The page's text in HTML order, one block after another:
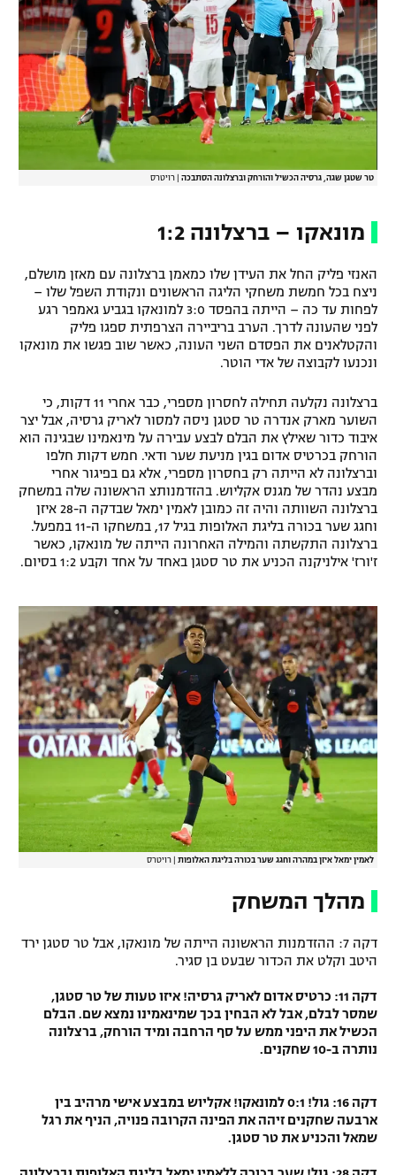
רשיון להקרנה פומבית לבית עסק
הצטרפות לחבילת הערוצים
לוח דרושים – ג'ובנט
המגזין
טר שטגן שגה, גרסיה הכשיל והורחק וברצלונה הסתבכה רויטרס
מונאקו – ברצלונה 1:2
האנזי פליק החל את העידן שלו כמאמן ברצלונה עם מאזן מושלם,
ניצח בכל חמשת משחקי הליגה הראשונים ונקודת השפל שלו –
לפחות עד כה – הייתה בהפסד 3:0 למונאקו בגביע גאמפר רגע
לפני שהעונה לדרך. הערב בריביירה הצרפתית ספגו פליק
והקטלאנים את הפסדם השני העונה, כאשר שוב פגשו את מונאקו
ונכנעו לקבוצה של אדי הוטר.
ברצלונה נקלעה תחילה לחסרון מספרי, כבר אחרי 11 דקות, כי
השוער מארק אנדרה טר סטגן ניסה למסור לאריק גרסיה, אבל יצר
איבוד כדור שאילץ את הבלם לבצע עבירה על מינאמינו שבגינה הוא
הורחק בכרטיס אדום בגין מניעת שער ודאי. חמש דקות חלפו
וברצלונה לא הייתה רק בחסרון מספרי, אלא גם בפיגור אחרי
מבצע נהדר של מגנס אקליוש. בהזדמנותצ הראשונה שלה במשחק
ברצלונה השוותה והיה זה כמובן לאמין ימאל שבדקה ה-28 איזן
וחגג שער בכורה בליגת האלופות בגיל 17, במשחקו ה-11 במפעל.
ברצלונה התקשתה והמילה האחרונה הייתה של מונאקו, כאשר
ז'ורז' אילניקנה הכניע את טר סטגן באחד על אחד וקבע 1:2 בסיום.
לאמין ימאל איזן במהרה וחגג שער בכורה בליגת האלופות רויטרס
מהלך המשחק
דקה 7: ההזדמנות הראשונה הייתה של מונאקו, אבל טר סטגן ירד
היטב וקלט את הכדור שבעט בן סגיר.
דקה 11: כרטיס אדום לאריק גרסיה! איזו טעות של טר סטגן,
שמסר לבלם, אבל לא הבחין בכך שמינאמינו נמצא שם. הבלם
הכשיל את היפני ממש על סף הרחבה ומיד הורחק, ברצלונה
נותרה ב-10 שחקנים.
דקה 16: גול! 0:1 למונאקו! אקליוש במבצע אישי מרהיב בין
ארבעה שחקנים זיהה את הפינה הקרובה פנויה, הניף את רגל
שמאל והכניע את טר סטגן.